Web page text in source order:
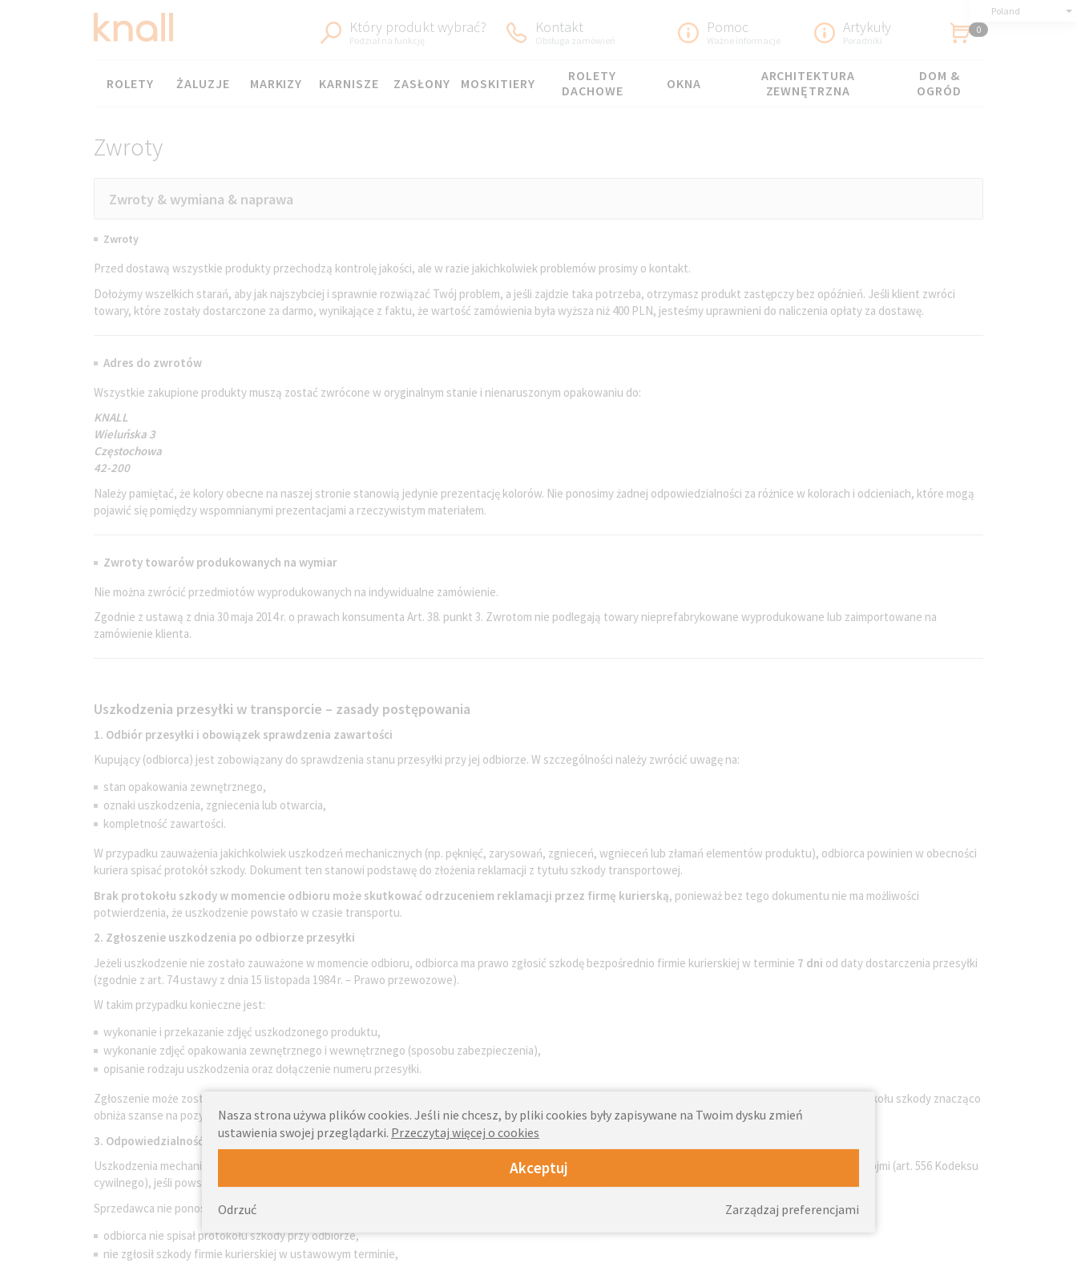
Poland
Który produkt wybrać?
Podział na funkcję
Kontakt
Obsługa zamówień
Pomoc
Ważne informacje
Artykuły
Poradniki
0
Menu KARNISZE
ROLETY ŻALUZJE MARKIZY ZASŁONY MOSKITIERY
ROLETY
DACHOWE
OKNA
ARCHITEKTURA
ZEWNĘTRZNA
DOM &
OGRÓD
Zwroty
Zwroty & wymiana & naprawa
Zwroty
Przed dostawą wszystkie produkty przechodzą kontrolę jakości, ale w razie jakichkolwiek problemów prosimy o kontakt.
Dołożymy wszelkich starań, aby jak najszybciej i sprawnie rozwiązać Twój problem, a jeśli zajdzie taka potrzeba, otrzymasz produkt zastępczy bez opóźnień. Jeśli klient zwróci
towary, które zostały dostarczone za darmo, wynikające z faktu, że wartość zamówienia była wyższa niż 400 PLN, jesteśmy uprawnieni do naliczenia opłaty za dostawę.
Adres do zwrotów
Wszystkie zakupione produkty muszą zostać zwrócone w oryginalnym stanie i nienaruszonym opakowaniu do:
KNALL
Wieluńska 3
Częstochowa
42-200
Należy pamiętać, że kolory obecne na naszej stronie stanowią jedynie prezentację kolorów. Nie ponosimy żadnej odpowiedzialności za różnice w kolorach i odcieniach, które mogą
pojawić się pomiędzy wspomnianymi prezentacjami a rzeczywistym materiałem.
Zwroty towarów produkowanych na wymiar
Nie można zwrócić przedmiotów wyprodukowanych na indywidualne zamówienie.
Zgodnie z ustawą z dnia 30 maja 2014 r. o prawach konsumenta Art. 38. punkt 3. Zwrotom nie podlegają towary nieprefabrykowane wyprodukowane lub zaimportowane na
zamówienie klienta.
Uszkodzenia przesyłki w transporcie – zasady postępowania
1. Odbiór przesyłki i obowiązek sprawdzenia zawartości
Kupujący (odbiorca) jest zobowiązany do sprawdzenia stanu przesyłki przy jej odbiorze. W szczególności należy zwrócić uwagę na:
stan opakowania zewnętrznego,
oznaki uszkodzenia, zgniecenia lub otwarcia,
kompletność zawartości.
W przypadku zauważenia jakichkolwiek uszkodzeń mechanicznych (np. pęknięć, zarysowań, zgnieceń, wgnieceń lub złamań elementów produktu), odbiorca powinien w obecności
kuriera spisać protokół szkody. Dokument ten stanowi podstawę do złożenia reklamacji z tytułu szkody transportowej.
Brak protokołu szkody w momencie odbioru może skutkować odrzuceniem reklamacji przez firmę kurierską, ponieważ bez tego dokumentu nie ma możliwości
potwierdzenia, że uszkodzenie powstało w czasie transportu.
2. Zgłoszenie uszkodzenia po odbiorze przesyłki
Jeżeli uszkodzenie nie zostało zauważone w momencie odbioru, odbiorca ma prawo zgłosić szkodę bezpośrednio firmie kurierskiej w terminie 7 dni od daty dostarczenia przesyłki
(zgodnie z art. 74 ustawy z dnia 15 listopada 1984 r. – Prawo przewozowe).
W takim przypadku konieczne jest:
wykonanie i przekazanie zdjęć uszkodzonego produktu,
wykonanie zdjęć opakowania zewnętrznego i wewnętrznego (sposobu zabezpieczenia),
opisanie rodzaju uszkodzenia oraz dołączenie numeru przesyłki.
Zgłoszenie może zostać dokonane przez odbiorcę lub – w porozumieniu z nim – przez sprzedawcę (nadawcę przesyłki). Należy jednak pamiętać, że brak protokołu szkody znacząco
obniża szanse na pozytywne rozpatrzenie reklamacji przez przewoźnika.
3. Odpowiedzialność za uszkodzenia mechaniczne
Uszkodzenia mechaniczne, powstałe w wyniku działania siły zewnętrznej (np. uderzenia, upadku, zgniecenia), nie stanowią wady produktu w rozumieniu rękojmi (art. 556 Kodeksu
cywilnego), jeśli powstały po wydaniu towaru odbiorcy. W takich przypadkach odpowiedzialność ponosi firma kurierska, a nie sprzedawca.
Sprzedawca nie ponosi odpowiedzialności za szkody mechaniczne, jeśli:
odbiorca nie spisał protokołu szkody przy odbiorze,
nie zgłosił szkody firmie kurierskiej w ustawowym terminie,
Nasza strona używa plików cookies. Jeśli nie chcesz, by pliki cookies były zapisywane na Twoim dysku zmień
ustawienia swojej przeglądarki. Przeczytaj więcej o cookies
Akceptuj
Zarządzaj preferencjami
Odrzuć